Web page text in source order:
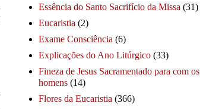
Essência do Santo Sacrifício da Missa (31)
Eucaristia (2)
Exame Consciência (6)
Explicações do Ano Litúrgico (33)
Fineza de Jesus Sacramentado para com os
homens (14)
Flores da Eucaristia (366)